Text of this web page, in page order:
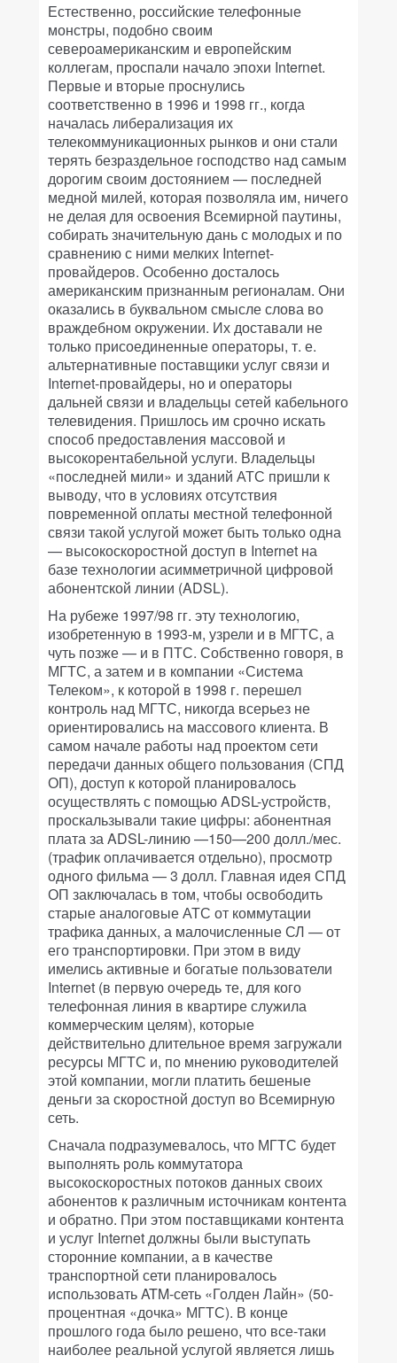
Естественно, российские телефонные
монстры, подобно своим
североамериканским и европейским
коллегам, проспали начало эпохи Internet.
Первые и вторые проснулись
соответственно в 1996 и 1998 гг., когда
началась либерализация их
телекоммуникационных рынков и они стали
терять безраздельное господство над самым
дорогим своим достоянием — последней
медной милей, которая позволяла им, ничего
не делая для освоения Всемирной паутины,
собирать значительную дань с молодых и по
сравнению с ними мелких Internet-
провайдеров. Особенно досталось
американским признанным регионалам. Они
оказались в буквальном смысле слова во
враждебном окружении. Их доставали не
только присоединенные операторы, т. е.
альтернативные поставщики услуг связи и
Internet-провайдеры, но и операторы
дальней связи и владельцы сетей кабельного
телевидения. Пришлось им срочно искать
способ предоставления массовой и
высокорентабельной услуги. Владельцы
«последней мили» и зданий АТС пришли к
выводу, что в условиях отсутствия
повременной оплаты местной телефонной
связи такой услугой может быть только одна
— высокоскоростной доступ в Internet на
базе технологии асимметричной цифровой
абонентской линии (ADSL).
На рубеже 1997/98 гг. эту технологию,
изобретенную в 1993-м, узрели и в МГТС, а
чуть позже — и в ПТС. Собственно говоря, в
МГТС, а затем и в компании «Система
Телеком», к которой в 1998 г. перешел
контроль над МГТС, никогда всерьез не
ориентировались на массового клиента. В
самом начале работы над проектом сети
передачи данных общего пользования (СПД
ОП), доступ к которой планировалось
осуществлять с помощью ADSL-устройств,
проскальзывали такие цифры: абонентная
плата за ADSL-линию —150—200 долл./мес.
(трафик оплачивается отдельно), просмотр
одного фильма — 3 долл. Главная идея СПД
ОП заключалась в том, чтобы освободить
старые аналоговые АТС от коммутации
трафика данных, а малочисленные СЛ — от
его транспортировки. При этом в виду
имелись активные и богатые пользователи
Internet (в первую очередь те, для кого
телефонная линия в квартире служила
коммерческим целям), которые
действительно длительное время загружали
ресурсы МГТС и, по мнению руководителей
этой компании, могли платить бешеные
деньги за скоростной доступ во Всемирную
сеть.
Сначала подразумевалось, что МГТС будет
выполнять роль коммутатора
высокоскоростных потоков данных своих
абонентов к различным источникам контента
и обратно. При этом поставщиками контента
и услуг Internet должны были выступать
сторонние компании, а в качестве
транспортной сети планировалось
использовать ATM-сеть «Голден Лайн» (50-
процентная «дочка» МГТС). В конце
прошлого года было решено, что все-таки
наиболее реальной услугой является лишь